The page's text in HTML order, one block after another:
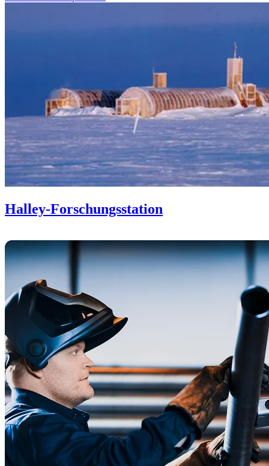
Halley-Forschungsstation